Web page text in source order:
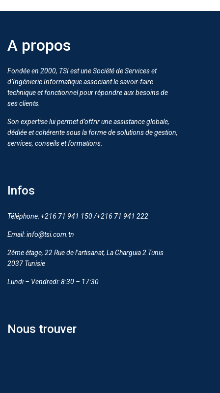
A propos
Fondée en 2000, TSI est une Société de Services et
d’Ingénierie Informatique associant le savoir-faire
technique et fonctionnel pour répondre aux besoins de
ses clients.
Son expertise lui permet d’offrir une assistance globale,
dédiée et cohérente sous la forme de solutions de gestion,
services, conseils et formations.
Infos
Téléphone: +216 71 941 150 /+216 71 941 222
Email: info@tsi.com.tn
2éme étage, 22 Rue de l’artisanat, La Charguia 2 Tunis
2037 Tunisie
Lundi – Vendredi: 8:30 – 17:30
Nous trouver